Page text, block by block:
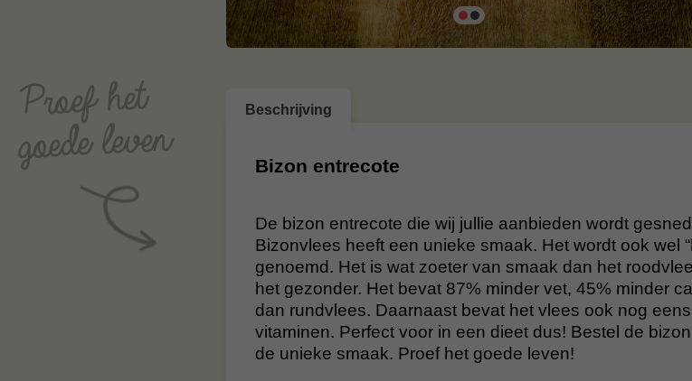
Beschrijving
Bizon entrecote
De bizon entrecote die wij jullie aanbieden wordt
Bizonvlees heeft een unieke smaak. Het wordt ook wel
genoemd. Het is wat zoeter van smaak dan het
het gezonder. Het bevat 87% minder vet, 45% minder
dan rundvlees. Daarnaast bevat het vlees ook nog
vitaminen. Perfect voor in een dieet dus! Bestel de
de unieke smaak. Proef het goede leven!